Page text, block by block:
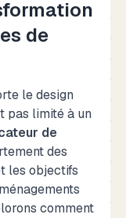
de
le design
pas limité à un
de
des
les objectifs
comment